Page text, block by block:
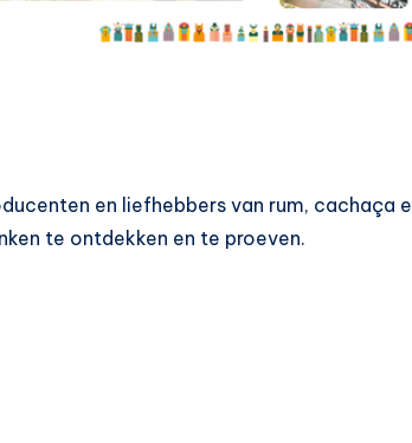
en liefhebbers van rum, cachaça
te ontdekken en te proeven.